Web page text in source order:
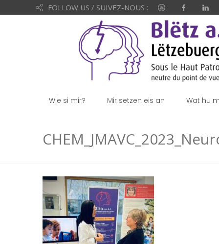
FOLLOW US / SUIVEZ-NOUS :
Wie si mir? Mir setzen eis an Wat hu